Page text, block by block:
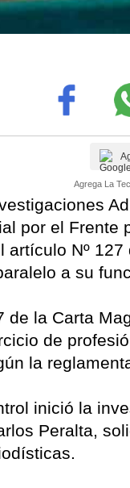
Agrega La
por el Frente
artículo Nº
a su
de la Carta
de
la
inició la
Peralta,